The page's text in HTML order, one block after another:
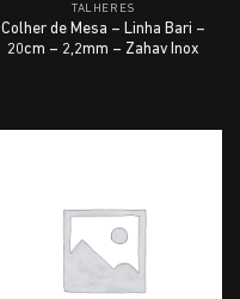
TALHERES
Colher de Mesa – Linha Bari –
20cm – 2,2mm – Zahav Inox